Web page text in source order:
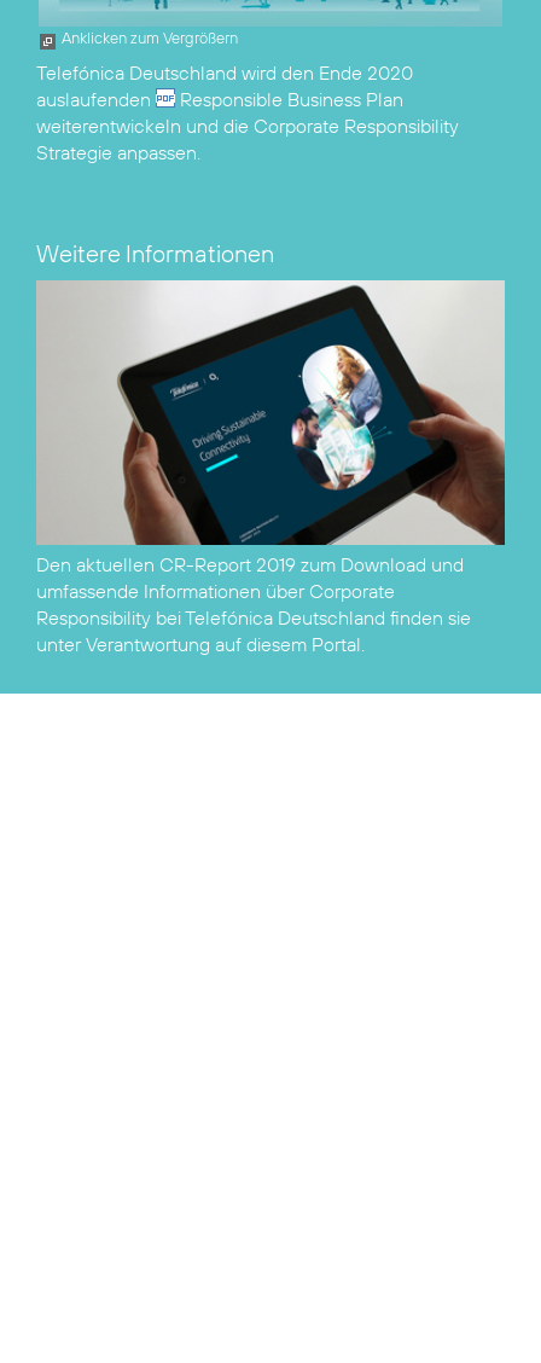
Anklicken zum Vergrößern
Telefónica Deutschland wird den Ende 2020
auslaufenden
Responsible Business Plan
weiterentwickeln und die Corporate Responsibility
Strategie anpassen.
Weitere Informationen
Den aktuellen CR-Report 2019 zum Download und
umfassende Informationen über Corporate
Responsibility bei Telefónica Deutschland finden sie
unterVerantwortung auf diesem Portal.